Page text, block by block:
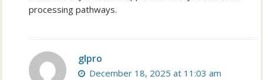
processing pathways.
glpro
December 18, 2025 at 11:03 am